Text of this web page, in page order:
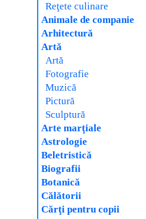
Reţete culinare
Animale de companie
Arhitectură
Artă
Artă
Fotografie
Muzică
Pictură
Sculptură
Arte marţiale
Astrologie
Beletristică
Biografii
Botanică
Călătorii
Cărţi pentru copii